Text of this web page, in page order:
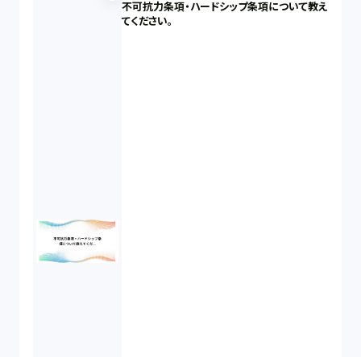
不可抗力条項・ハードシップ条項について教え
てください。